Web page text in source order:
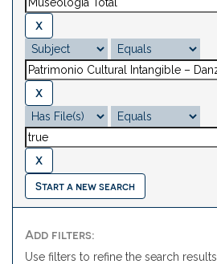
Start a new search
Add filters:
Use filters to refine the search results.